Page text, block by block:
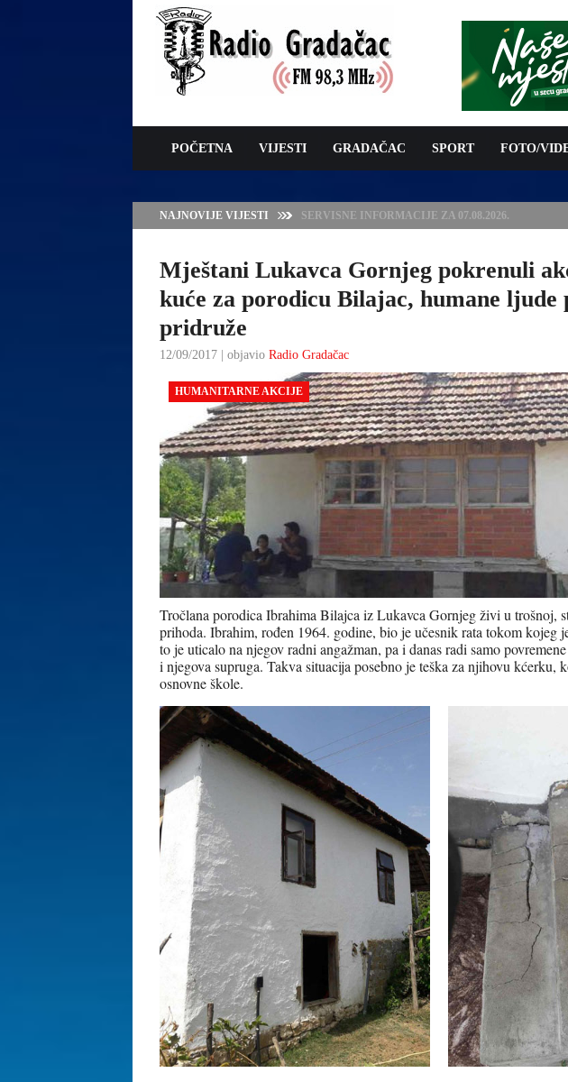
POČETNA VIJESTI GRADAČAC SPORT FOTO/
NAJNOVIJE VIJESTI
VLADA TK – POTPISAN UGOVOR: 6,9 MILIONA
GRADAČCA
Mještani Lukavca Gornjeg pokrenuli
kuće za porodicu Bilajac, humane ljude
pridruže
12/09/2017 | objavio Radio Gradačac
HUMANITARNE AKCIJE
Tročlana porodica Ibrahima Bilajca iz Lukavca Gornjeg živi u trošnoj,
prihoda. Ibrahim, rođen 1964. godine, bio je učesnik rata tokom kojeg
to je uticalo na njegov radni angažman, pa i danas radi samo
i njegova supruga. Takva situacija posebno je teška za njihovu kćerku,
osnovne škole.